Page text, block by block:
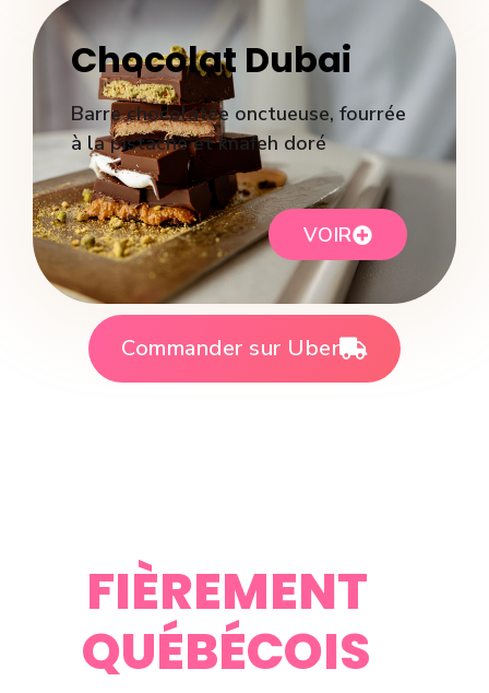
Chocolat Dubai
Barre chocolatée onctueuse, fourrée
à la pistache et knafeh doré
VOIR
Commander sur Uber
FIÈREMENT
QUÉBÉCOIS